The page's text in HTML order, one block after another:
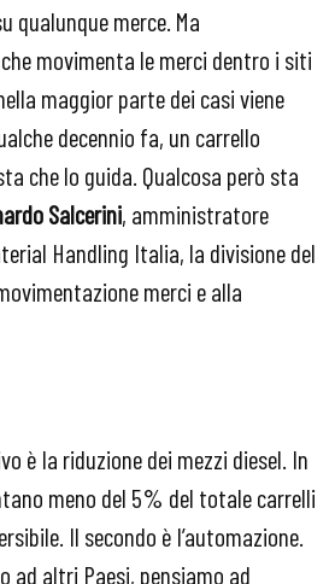
qualunque merce. Ma
movimenta le merci dentro i siti
maggior parte dei casi viene
decennio fa, un carrello
che lo guida. Qualcosa però sta
Salcerini, amministratore
Handling Italia, la divisione del
merci e alla
è la riduzione dei mezzi diesel. In
meno del 5% del totale carrelli
Il secondo è l’automazione.
ad altri Paesi, pensiamo ad